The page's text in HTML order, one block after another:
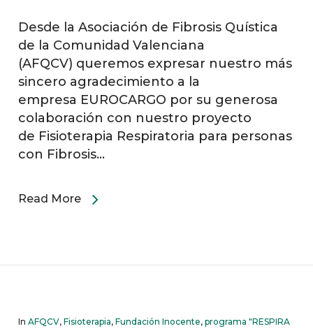
Desde la Asociación de Fibrosis Quística
de la Comunidad Valenciana
(AFQCV) queremos expresar nuestro más
sincero agradecimiento a la
empresa EUROCARGO por su generosa
colaboración con nuestro proyecto
de Fisioterapia Respiratoria para personas
con Fibrosis…
Read More
In AFQCV, Fisioterapia, Fundación Inocente, programa "RESPIRA